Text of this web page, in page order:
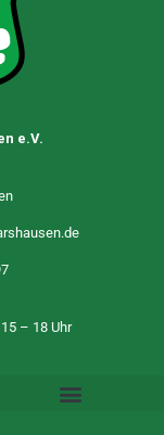
e.V.
– 18 Uhr